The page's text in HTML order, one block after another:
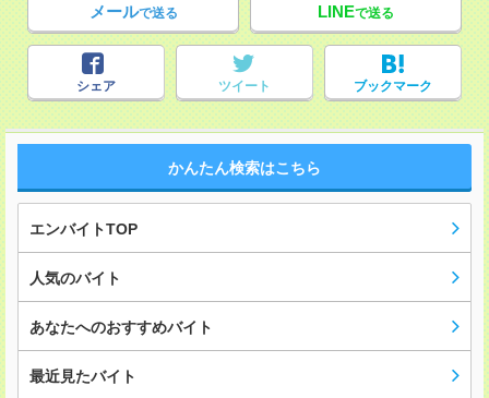
メールで送る LINEで送る
シェア ツイート ブックマーク
かんたん検索はこちら
エンバイトTOP
人気のバイト
あなたへのおすすめバイト
最近見たバイト